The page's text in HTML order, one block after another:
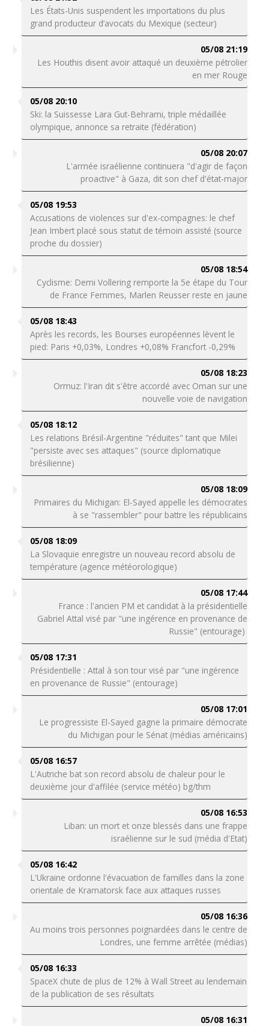
Les États-Unis suspendent les importations du plus
grand producteur d’avocats du Mexique (secteur)
05/08 21:19
Les Houthis disent avoir attaqué un deuxième pétrolier
en mer Rouge
05/08 20:10
Ski: la Suissesse Lara Gut-Behrami, triple médaillée
olympique, annonce sa retraite (fédération)
05/08 20:07
L'armée israélienne continuera "d'agir de façon
proactive" à Gaza, dit son chef d'état-major
05/08 19:53
Accusations de violences sur d'ex-compagnes: le chef
Jean Imbert placé sous statut de témoin assisté (source
proche du dossier)
05/08 18:54
Cyclisme: Demi Vollering remporte la 5e étape du Tour
de France Femmes, Marlen Reusser reste en jaune
05/08 18:43
Après les records, les Bourses européennes lèvent le
pied: Paris +0,03%, Londres +0,08% Francfort -0,29%
05/08 18:23
Ormuz: l'Iran dit s'être accordé avec Oman sur une
nouvelle voie de navigation
05/08 18:12
Les relations Brésil-Argentine "réduites" tant que Milei
"persiste avec ses attaques" (source diplomatique
brésilienne)
05/08 18:09
Primaires du Michigan: El-Sayed appelle les démocrates
à se "rassembler" pour battre les républicains
05/08 18:09
La Slovaquie enregistre un nouveau record absolu de
température (agence météorologique)
05/08 17:44
France : l'ancien PM et candidat à la présidentielle
Gabriel Attal visé par "une ingérence en provenance de
Russie" (entourage)
05/08 17:31
Présidentielle : Attal à son tour visé par "une ingérence
en provenance de Russie" (entourage)
05/08 17:01
Le progressiste El-Sayed gagne la primaire démocrate
du Michigan pour le Sénat (médias américains)
05/08 16:57
L'Autriche bat son record absolu de chaleur pour le
deuxième jour d'affilée (service météo) bg/thm
05/08 16:53
Liban: un mort et onze blessés dans une frappe
israélienne sur le sud (média d'Etat)
05/08 16:42
L'Ukraine ordonne l'évacuation de familles dans la zone
orientale de Kramatorsk face aux attaques russes
05/08 16:36
Au moins trois personnes poignardées dans le centre de
Londres, une femme arrêtée (médias)
05/08 16:33
SpaceX chute de plus de 12% à Wall Street au lendemain
de la publication de ses résultats
05/08 16:31